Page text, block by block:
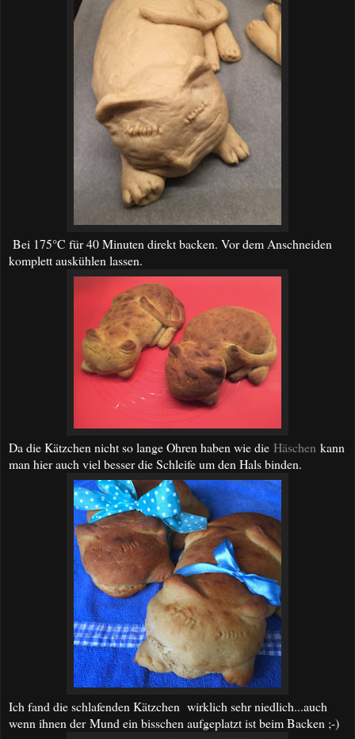
Bei 175°C für 40 Minuten direkt backen. Vor dem Anschneiden
komplett auskühlen lassen.
Da die Kätzchen nicht so lange Ohren haben wie die Häschen kann
man hier auch viel besser die Schleife um den Hals binden.
Ich fand die schlafenden Kätzchen wirklich sehr niedlich...auch
wenn ihnen der Mund ein bisschen aufgeplatzt ist beim Backen ;-)